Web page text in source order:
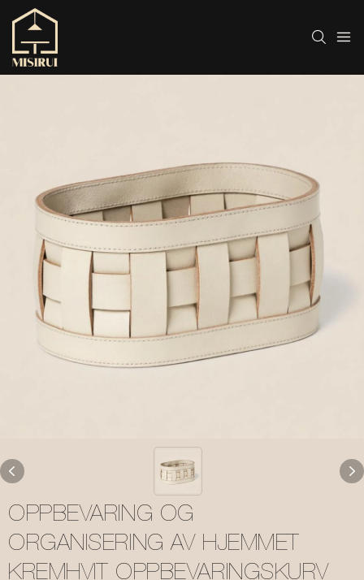
OPPBEVARING OG
ORGANISERING AV HJEMMET
KREMHVIT OPPBEVARINGSKURV